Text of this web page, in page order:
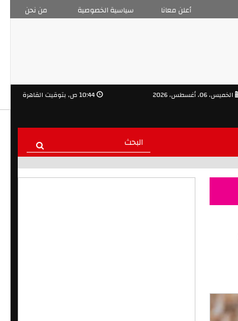
من نحن سياسية الخصوصية أعلن معانا